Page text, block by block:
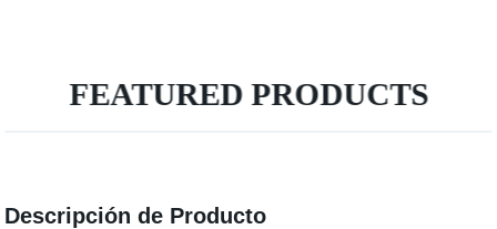
FEATURED PRODUCTS
Descripción de Producto